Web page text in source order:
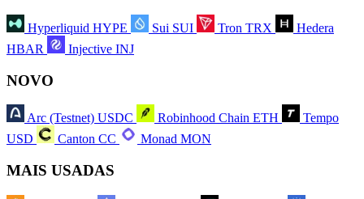
Hyperliquid HYPE Sui SUI Tron TRX
Hedera
HBAR
Injective INJ
NOVO
Arc (Testnet) USDC Robinhood Chain ETH
Tempo
USD
Canton CC Monad MON
MAIS USADAS